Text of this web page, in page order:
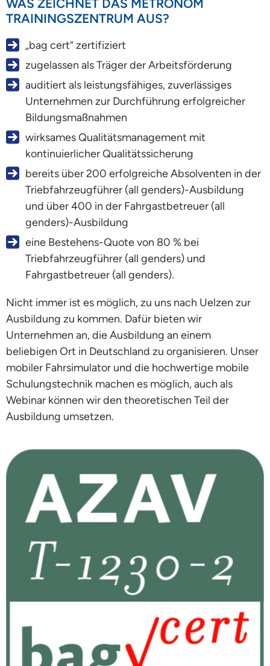
WAS ZEICHNET DAS METRONOM
TRAININGSZENTRUM AUS?
„bag cert“ zertifiziert
zugelassen als Träger der Arbeitsförderung
auditiert als leistungsfähiges, zuverlässiges
Unternehmen zur Durchführung erfolgreicher
Bildungsmaßnahmen
wirksames Qualitätsmanagement mit
kontinuierlicher Qualitätssicherung
bereits über 200 erfolgreiche Absolventen in der
Triebfahrzeugführer (all genders)-Ausbildung
und über 400 in der Fahrgastbetreuer (all
genders)-Ausbildung
eine Bestehens-Quote von 80 % bei
Triebfahrzeugführer (all genders) und
Fahrgastbetreuer (all genders).
Nicht immer ist es möglich, zu uns nach Uelzen zur
Ausbildung zu kommen. Dafür bieten wir
Unternehmen an, die Ausbildung an einem
beliebigen Ort in Deutschland zu organisieren. Unser
mobiler Fahrsimulator und die hochwertige mobile
Schulungstechnik machen es möglich, auch als
Webinar können wir den theoretischen Teil der
Ausbildung umsetzen.